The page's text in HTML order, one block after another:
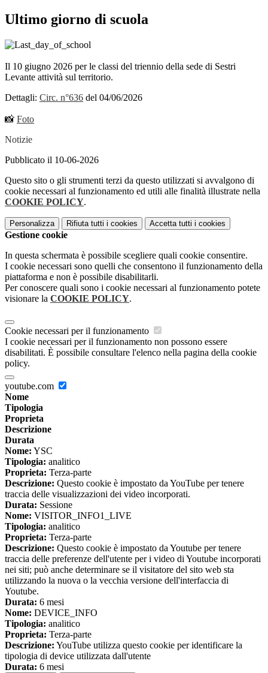
Ultimo giorno di scuola
Il 10 giugno 2026 per le classi del triennio della sede di Sestri
Levante attività sul territorio.
Dettagli: Circ. n°636 del 04/06/2026
📸 Foto
Notizie
Pubblicato il 10-06-2026
Questo sito o gli strumenti terzi da questo utilizzati si avvalgono di
cookie necessari al funzionamento ed utili alle finalità illustrate nella
COOKIE POLICY.
Personalizza Rifiuta tutti i cookies Accetta tutti i cookies
Gestione cookie
In questa schermata è possibile scegliere quali cookie consentire.
I cookie necessari sono quelli che consentono il funzionamento della
piattaforma e non è possibile disabilitarli.
Per conoscere quali sono i cookie necessari al funzionamento potete
visionare la COOKIE POLICY.
Cookie necessari per il funzionamento
I cookie necessari per il funzionamento non possono essere
disabilitati. È possibile consultare l'elenco nella pagina della cookie
policy.
youtube.com
Nome
Tipologia
Proprieta
Descrizione
Durata
Nome: YSC
Tipologia: analitico
Proprieta: Terza-parte
Descrizione: Questo cookie è impostato da YouTube per tenere
traccia delle visualizzazioni dei video incorporati.
Durata: Sessione
Nome: VISITOR_INFO1_LIVE
Tipologia: analitico
Proprieta: Terza-parte
Descrizione: Questo cookie è impostato da Youtube per tenere
traccia delle preferenze dell'utente per i video di Youtube incorporati
nei siti; può anche determinare se il visitatore del sito web sta
utilizzando la nuova o la vecchia versione dell'interfaccia di
Youtube.
Durata: 6 mesi
Nome: DEVICE_INFO
Tipologia: analitico
Proprieta: Terza-parte
Descrizione: YouTube utilizza questo cookie per identificare la
tipologia di device utilizzata dall'utente
Durata: 6 mesi